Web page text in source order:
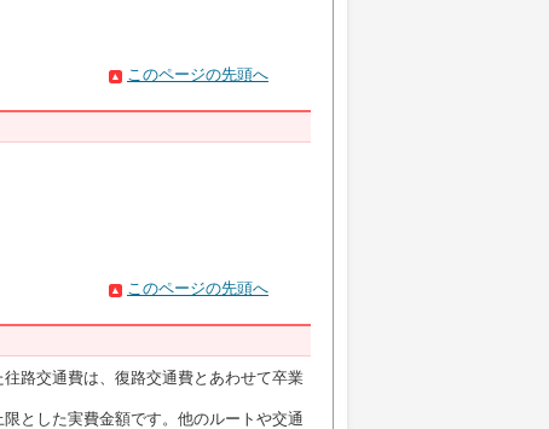
このページの先頭へ
このページの先頭へ
路交通費は、復路交通費とあわせて卒業
とした実費金額です。他のルートや交通